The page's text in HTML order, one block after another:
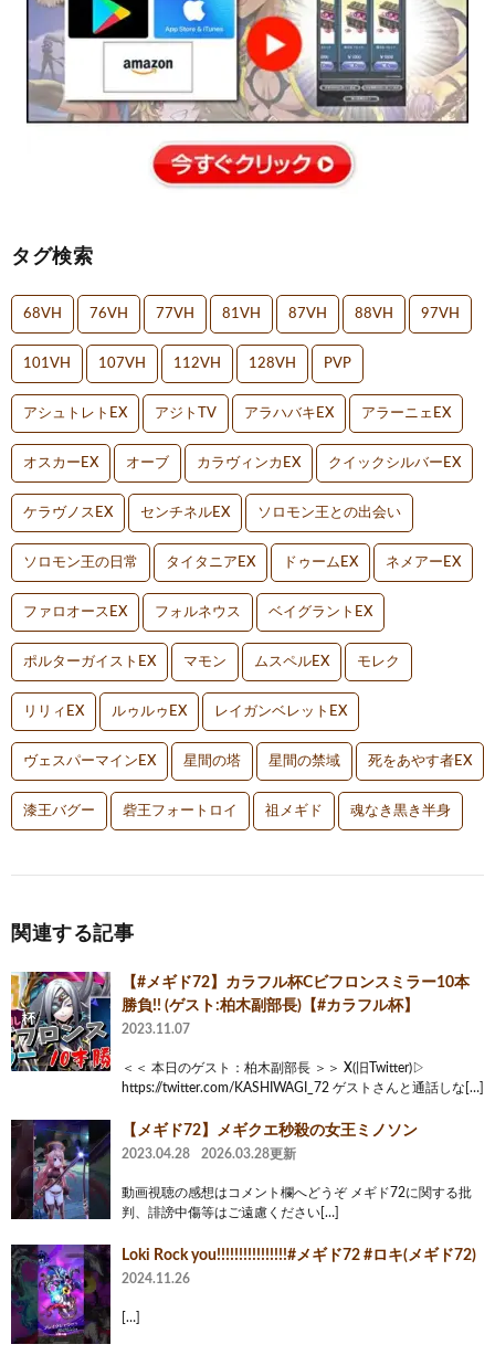
タグ検索
68VH 76VH 77VH 81VH 87VH 88VH 97VH
101VH 107VH 112VH 128VH PVP
アシュトレトEX アジトTV アラハバキEX アラーニェEX
オスカーEX オーブ カラヴィンカEX クイックシルバーEX
ケラヴノスEX センチネルEX ソロモン王との出会い
ソロモン王の日常 タイタニアEX ドゥームEX ネメアーEX
ファロオースEX フォルネウス ベイグラントEX
ポルターガイストEX マモン ムスペルEX モレク
リリィEX ルゥルゥEX レイガンベレットEX
ヴェスパーマインEX 星間の塔 星間の禁域 死をあやす者EX
漆王バグー 砦王フォートロイ 祖メギド 魂なき黒き半身
関連する記事
【#メギド72】カラフル杯Cビフロンスミラー10本
勝負!! (ゲスト:柏木副部長)【#カラフル杯】
2023.11.07
＜＜ 本日のゲスト：柏木副部長 ＞＞ X(旧Twitter)▷
https://twitter.com/KASHIWAGI_72 ゲストさんと通話しな[…]
【メギド72】メギクエ秒殺の女王ミノソン
2023.04.28 2026.03.28更新
動画視聴の感想はコメント欄へどうぞ メギド72に関する批
判、誹謗中傷等はご遠慮ください[…]
Loki Rock you!!!!!!!!!!!!!!!!#メギド72 #ロキ(メギド72)
2024.11.26
[…]